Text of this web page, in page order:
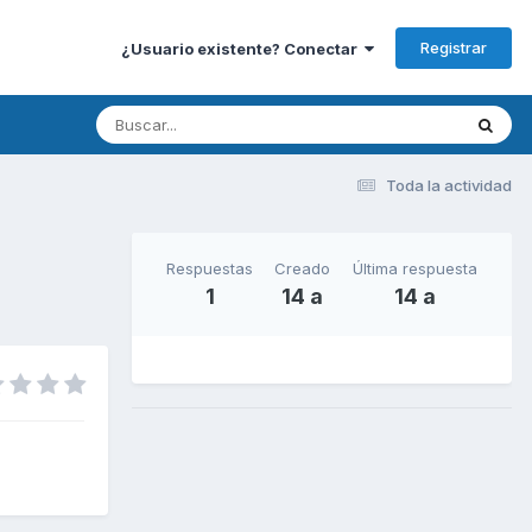
¿Usuario existente? Conectar Registrar
Toda la actividad
Respuestas
1
Creado
14 a
Última respuesta
14 a